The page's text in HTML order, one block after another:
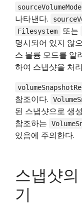
sourceVolumeMode
나타낸다.
Filesystem 또는
명시되어 있지 않
스 볼륨 모드를 알
하여 스냅샷을 처
참조이다.
된 스냅샷으로 생
참조하는
있음에 주의한다.
스냅샷
기